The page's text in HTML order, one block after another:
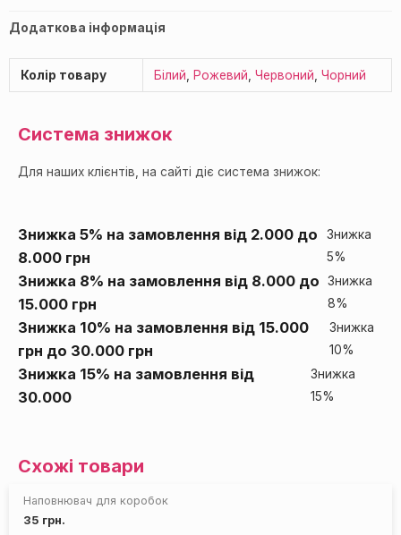
Додаткова інформація
Колір товару Білий Рожевий ,Червоний ,Чорний
Система знижок
Для наших клієнтів, на сайті діє система знижок:
Знижка 5% на замовлення від 2.000 до
8.000 грн
Знижка
5%
Знижка 8% на замовлення від 8.000 до
15.000 грн
Знижка
8%
Знижка 10% на замовлення від 15.000
грн до 30.000 грн
Знижка
10%
Знижка 15% на замовлення від
30.000
Знижка
15%
Схожі товари
Наповнювач для коробок
35 грн.